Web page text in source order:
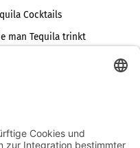
Cocktails
man Tequila trinkt
Dos & Don’ts